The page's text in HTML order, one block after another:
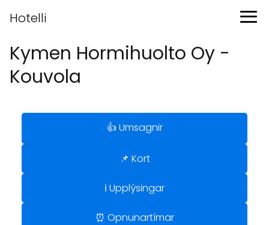
Hotelli
Kymen Hormihuolto Oy -
Kouvola
👍 Umsagnir
📌 Kort
ℹ️ Upplýsingar
⏰ Opnunartímar